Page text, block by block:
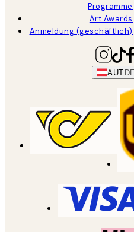
Programme
Art Awards
Anmeldung (geschäftlich)
AUT